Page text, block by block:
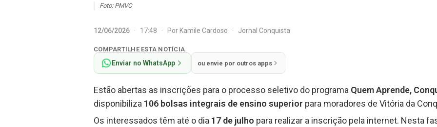
Foto: PMVC
12/06/2026 · 17:48 · Por Kamile Cardoso · Jornal Conquista
COMPARTILHE ESTA NOTÍCIA
Enviar no WhatsApp ou envie por outros apps
Estão abertas as inscrições para o processo seletivo do programa Quem Aprende,
disponibiliza 106 bolsas integrais de ensino superior para moradores de Vitória da
Os interessados têm até o dia 17 de julho para realizar a inscrição pela internet. Nesta